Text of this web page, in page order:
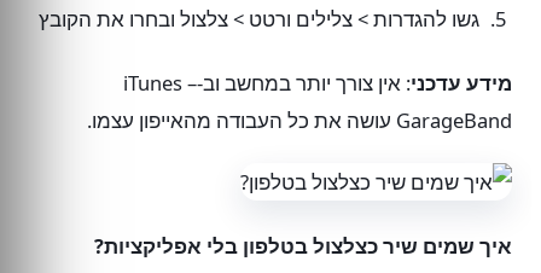
גשו להגדרות > צלילים ורטט > צלצול ובחרו את הקובץ
מידע עדכני
: אין צורך יותר במחשב וב-iTunes –
GarageBand עושה את כל העבודה מהאייפון עצמו.
איך שמים שיר כצלצול בטלפון בלי אפליקציות?